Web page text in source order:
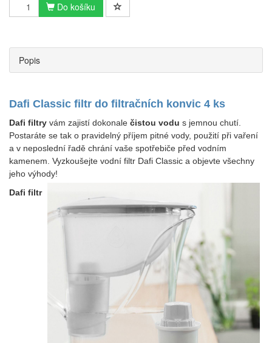
Do košíku
Popis
Dafi Classic filtr do filtračních konvic 4 ks
Dafi filtry vám zajistí dokonale čistou vodu s jemnou chutí.
Postaráte se tak o pravidelný příjem pitné vody, použití při vaření
a v neposlední řadě chrání vaše spotřebiče před vodním
kamenem. Vyzkoušejte vodní filtr Dafi Classic a objevte všechny
jeho výhody!
Dafi filtr